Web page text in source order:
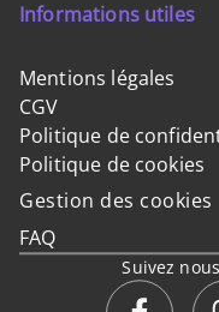
Informations utiles
Mentions légales
CGV
Politique de
Politique de cookies
Gestion des cookies
FAQ
Suivez